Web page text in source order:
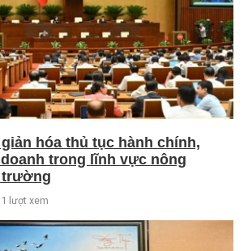
hóa thủ tục hành chính,
trong lĩnh vực nông
trường
lượt xem